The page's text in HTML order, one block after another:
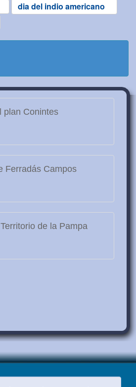
dia del indio americano
Conintes
Ferradás Campos
de la Pampa